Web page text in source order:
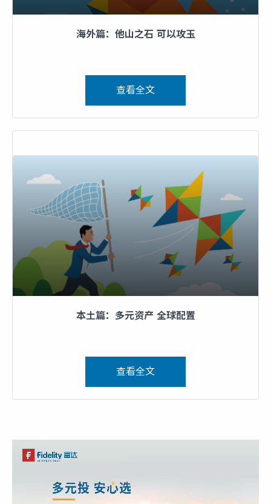
海外篇：他山之石 可以攻玉
查看全文
本土篇：多元资产 全球配置
查看全文